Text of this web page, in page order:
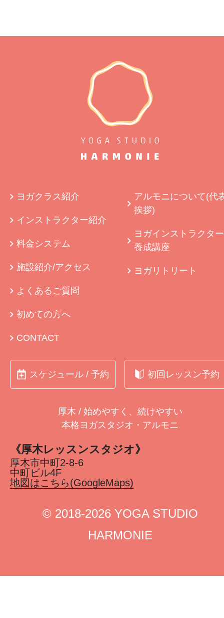
ヨガクラス紹介
インストラクター紹介
料金システム
施設紹介/アクセス
よくあるご質問
初めての方へ
CONTACT
アルモニについて(代
挨拶)
ヨガインストラクター
養成講座
ヨガリトリート
スケジュール / 予約 初回レッスン予約
厚木 / 始めやすく、続けやすい
本格ヨガスタジオ・アルモニ
《厚木レッスンスタジオ》
厚木市中町2-8-6
中町ビル4F
地図はこちら(GoogleMaps)
©︎ 2018-2026 YOGA STUDIO
HARMONIE